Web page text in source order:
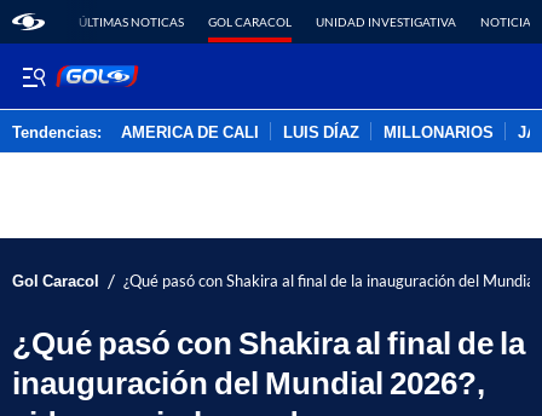
ÚLTIMAS NOTICAS GOL CARACOL UNIDAD INVESTIGATIVA NOTICIAS
Tendencias: AMERICA DE CALI LUIS DÍAZ MILLONARIOS
Gol Caracol / ¿Qué pasó con Shakira al final de la inauguración del
¿Qué pasó con Shakira al final de la
inauguración del Mundial 2026?,